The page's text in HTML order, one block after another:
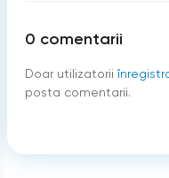
0 comentarii
Doar utilizatorii
posta comentarii.